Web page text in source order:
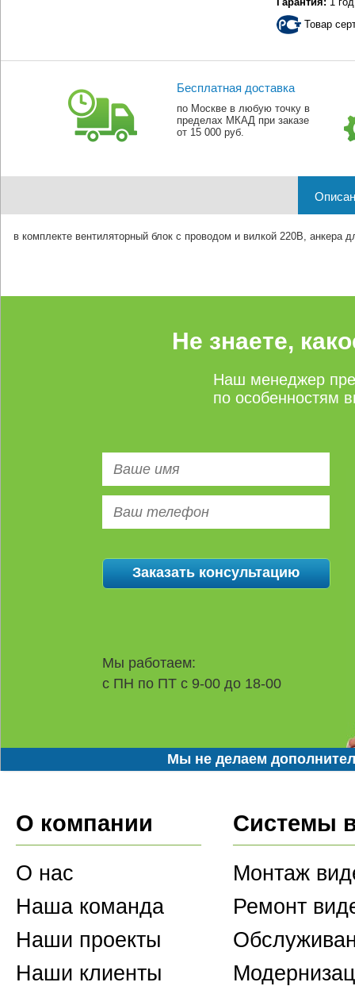
Товар
Бесплатная доставка
по Москве в любую точку в
пределах МКАД при заказе
от 15 000 руб.
в комплекте вентиляторный блок с проводом и вилкой 220В, анкера
Не знаете,
Наш менеджер
по особенностям
Мы работаем:
с ПН по ПТ с 9-00 до 18-00
Мы не делаем
О компании
О нас
Наша команда
Наши проекты
Наши клиенты
Системы
Монтаж
Ремонт